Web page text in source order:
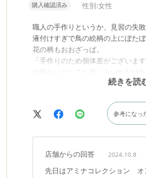
購入確認済み 性別:女性
職人の手作りというか、見習の失敗
液付けすぎで鳥の絵柄の上にぼた
花の柄もおおざっぱ。
「手作りのため個体差がございま
が、写真とは出来が違いすぎます
ようですが、値段の価値はないと
続きを読
参考になっ
店舗からの回答 2024.10.8
先日はアミナコレクション オ